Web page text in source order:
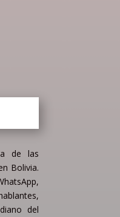
de las
Bolivia.
del